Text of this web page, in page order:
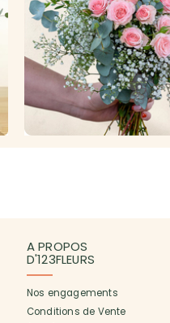
A PROPOS
D'123FLEURS
Nos engagements
Conditions de Vente